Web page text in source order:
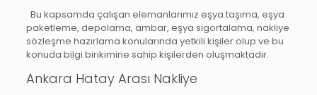
Bu kapsamda çalışan elemanlarımız eşya taşıma, eşya
paketleme, depolama, ambar, eşya sigortalama, nakliye
sözleşme hazırlama konularında yetkili kişiler olup ve bu
konuda bilgi birikimine sahip kişilerden oluşmaktadır.
Ankara Hatay Arası Nakliye